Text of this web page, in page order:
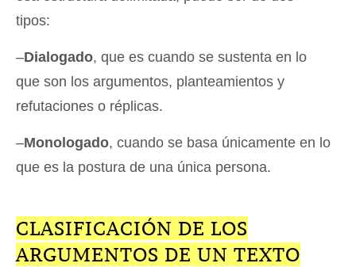
tipos:
–Dialogado, que es cuando se sustenta en lo
que son los argumentos, planteamientos y
refutaciones o réplicas.
–Monologado, cuando se basa únicamente en lo
que es la postura de una única persona.
CLASIFICACIÓN DE LOS
ARGUMENTOS DE UN TEXTO